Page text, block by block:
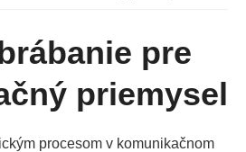
pre
priemysel
procesom v komunikačnom